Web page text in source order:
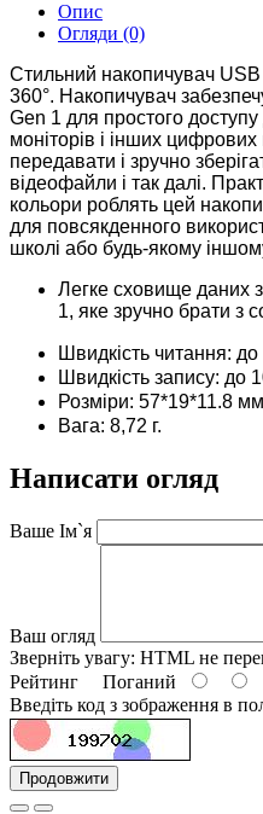
Опис
Огляди (0)
Стильний накопичувач
360°. Накопичувач
Gen 1 для простого доступу
моніторів і інших
передавати і зручно
відеофайли і так далі.
кольори роблять цей
для повсякденного
школі або будь-якому
Легке сховище даних
1, яке зручно брати з
Швидкість читання:
Швидкість запису: до
Розміри: 57*19*11.8
Вага: 8,72 г.
Написати огляд
Ваше Ім`я
Ваш огляд
Зверніть увагу: HTML не
Рейтинг Поганий
Введіть код з зображення в
Продовжити